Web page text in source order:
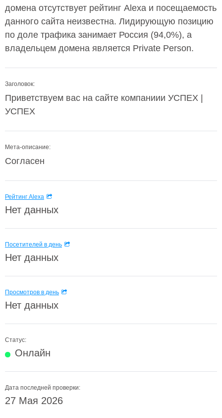
домена отсутствует рейтинг Alexa и посещаемость
данного сайта неизвестна. Лидирующую позицию
по доле трафика занимает Россия (94,0%), а
владельцем домена является Private Person.
Заголовок:
Приветствуем вас на сайте компаниии УСПЕХ |
УСПЕХ
Мета-описание:
Согласен
Рейтинг Alexa
Нет данных
Посетителей в день
Нет данных
Просмотров в день
Нет данных
Статус:
Онлайн
Дата последней проверки:
27 Мая 2026